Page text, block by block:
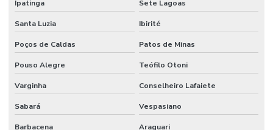
Ipatinga Sete Lagoas
Santa Luzia Ibirité
Poços de Caldas Patos de Minas
Pouso Alegre Teófilo Otoni
Varginha Conselheiro Lafaiete
Sabará Vespasiano
Barbacena Araguari